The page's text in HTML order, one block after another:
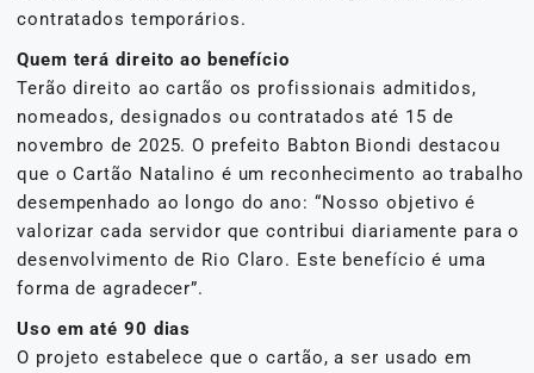
contratados temporários.
Quem terá direito ao benefício
Terão direito ao cartão os profissionais admitidos,
nomeados, designados ou contratados até 15 de
novembro de 2025. O prefeito Babton Biondi destacou
que o Cartão Natalino é um reconhecimento ao trabalho
desempenhado ao longo do ano: “Nosso objetivo é
valorizar cada servidor que contribui diariamente para o
desenvolvimento de Rio Claro. Este benefício é uma
forma de agradecer”.
Uso em até 90 dias
O projeto estabelece que o cartão, a ser usado em